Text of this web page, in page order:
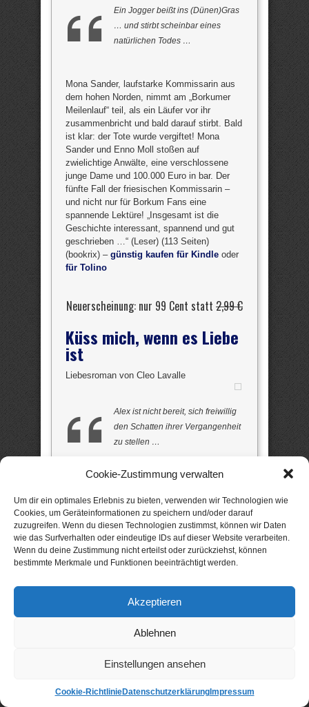
Cookie-Zustimmung verwalten
Um dir ein optimales Erlebnis zu bieten, verwenden wir Technologien wie
Cookies, um Geräteinformationen zu speichern und/oder darauf
zuzugreifen. Wenn du diesen Technologien zustimmst, können wir Daten
wie das Surfverhalten oder eindeutige IDs auf dieser Website verarbeiten.
Wenn du deine Zustimmung nicht erteilst oder zurückziehst, können
bestimmte Merkmale und Funktionen beeinträchtigt werden.
Akzeptieren
Ablehnen
Einstellungen ansehen
Cookie-RichtlinieDatenschutzerklärungImpressum
Ein Jogger beißt ins (Dünen)Gras
… und stirbt scheinbar eines
natürlichen Todes …
Mona Sander, laufstarke Kommissarin aus
dem hohen Norden, nimmt am „Borkumer
Meilenlauf“ teil, als ein Läufer vor ihr
zusammenbricht und bald darauf stirbt. Bald
ist klar: der Tote wurde vergiftet! Mona
Sander und Enno Moll stoßen auf
zwielichtige Anwälte, eine verschlossene
junge Dame und 100.000 Euro in bar. Der
fünfte Fall der friesischen Kommissarin –
und nicht nur für Borkum Fans eine
spannende Lektüre! „Insgesamt ist die
Geschichte interessant, spannend und gut
geschrieben …“ (Leser) (113 Seiten)
(bookrix) – günstig kaufen für Kindle oder
für Tolino
Neuerscheinung: nur 99 Cent statt 2,99 €
Küss mich, wenn es Liebe
ist
Liebesroman von Cleo Lavalle
Alex ist nicht bereit, sich freiwillig
den Schatten ihrer Vergangenheit
zu stellen …
gemeinsam mit ihrem Verlobten Leon führt
sie eine Beratungsfirma. Gemeinsam? Alex
findet in ihrer Arbeit Bestätigung und
Erfüllung, während Leon viel lieber kuscheln
würde. Doch für solchen Gefühls-Firlefanz
hat Alex keine Zeit! Nur nachts, wenn die
wird sich Alex ihrer Vergangenheit stellen
und wieder lieben lernen? Der neue Roman
von Bestsellerautorin Cleo Lavalle („Aller
(Leserin) (15 Rezensionen / 4,9 Sterne) (285
leihen!